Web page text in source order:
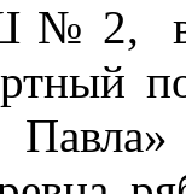
№ 2, в